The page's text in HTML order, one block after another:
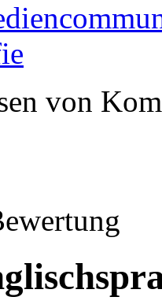
von